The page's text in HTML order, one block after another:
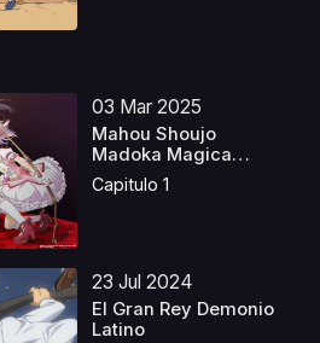
03 Mar 2025
Mahou Shoujo
Madoka Magica
Castellano
Capitulo 1
23 Jul 2024
El Gran Rey Demonio
Latino